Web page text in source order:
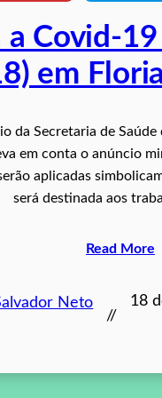
Covid-
em
da Secretaria de
em conta o anúncio
aplicadas
será destinada aos
Read More
Neto
//
18